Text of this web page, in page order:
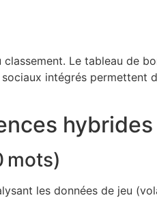
classement. Le tableau de
intégrés permettent
mots)
les données de jeu